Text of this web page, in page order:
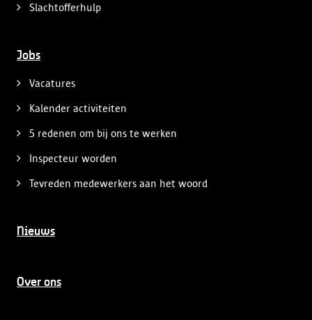
Slachtofferhulp
Jobs
Vacatures
Kalender activiteiten
5 redenen om bij ons te werken
Inspecteur worden
Tevreden medewerkers aan het woord
Nieuws
Over ons